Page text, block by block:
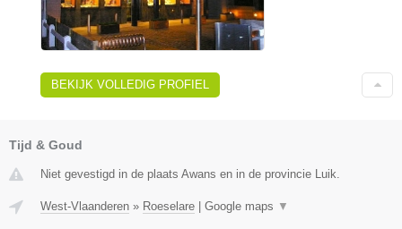
BEKIJK VOLLEDIG PROFIEL
Tijd & Goud
Niet gevestigd in de plaats Awans en in de provincie Luik.
West-Vlaanderen » Roeselare | Google maps ▼